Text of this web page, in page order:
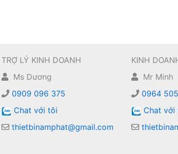
TRỢ LÝ KINH DOANH
Ms Dương
0909 096 375
Chat với tôi
thietbinamphat@gmail.com
KINH
Mr Minh
0964
Chat với